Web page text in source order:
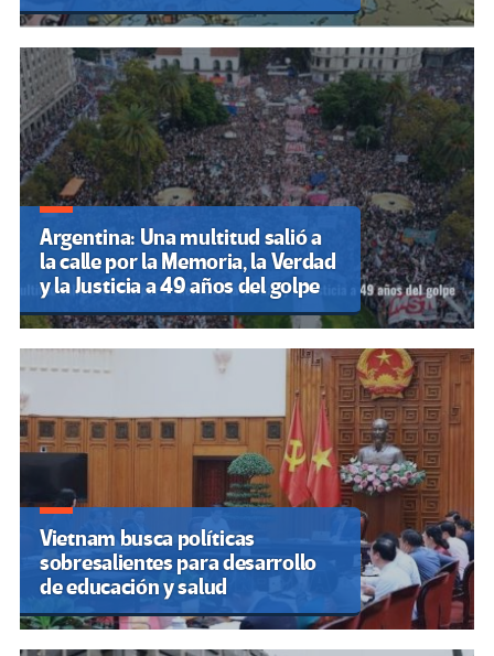
Argentina: Una multitud salió a
la calle por la Memoria, la Verdad
y la Justicia a 49 años del golpe
Vietnam busca políticas
sobresalientes para desarrollo
de educación y salud